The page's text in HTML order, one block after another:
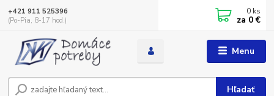
Menu
Hľadať
+421 911 525396
(Po-Pia, 8-17 hod.)
0 ks
za 0 €